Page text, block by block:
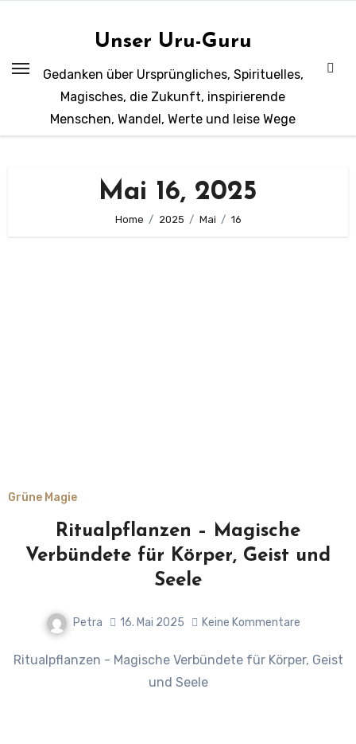
Unser Uru-Guru
Gedanken über Ursprüngliches, Spirituelles,
Magisches, die Zukunft, inspirierende
Menschen, Wandel, Werte und leise Wege
Mai 16, 2025
Home 2025 Mai 16
Grüne Magie
Ritualpflanzen – Magische
Verbündete für Körper, Geist und
Seele
Petra 16. Mai 2025 Keine Kommentare
Ritualpflanzen - Magische Verbündete für Körper, Geist
und Seele